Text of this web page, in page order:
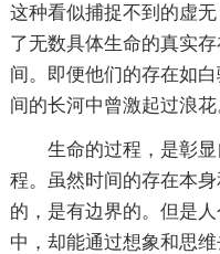
这种看似捕捉不到的虚
了无数具体生命的真实
间。即便他们的存在如
间的长河中曾激起过浪花
生命的过程，是彰
程。虽然时间的存在本
的，是有边界的。但是
中，却能通过想象和思